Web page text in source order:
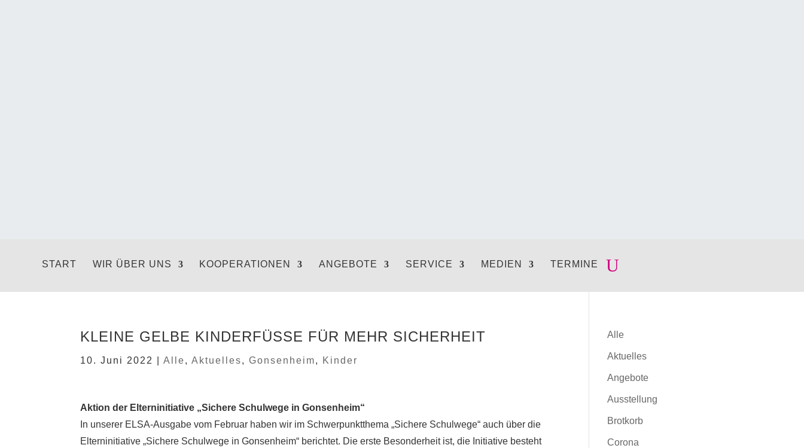
START WIR ÜBER UNS KOOPERATIONEN ANGEBOTE SERVICE MEDIEN TERMINE
KLEINE GELBE KINDERFÜSSE FÜR MEHR SICHERHEIT
10. Juni 2022 |Alle,Aktuelles,Gonsenheim, Kinder
Aktion der Elterninitiative „Sichere Schulwege in Gonsenheim“
In unserer ELSA-Ausgabe vom Februar haben wir im Schwerpunktthema „Sichere Schulwege“ auch über die
Elterninitiative „Sichere Schulwege in Gonsenheim“ berichtet. Die erste Besonderheit ist, die Initiative besteht
Alle
Aktuelles
Angebote
Ausstellung
Brotkorb
Corona